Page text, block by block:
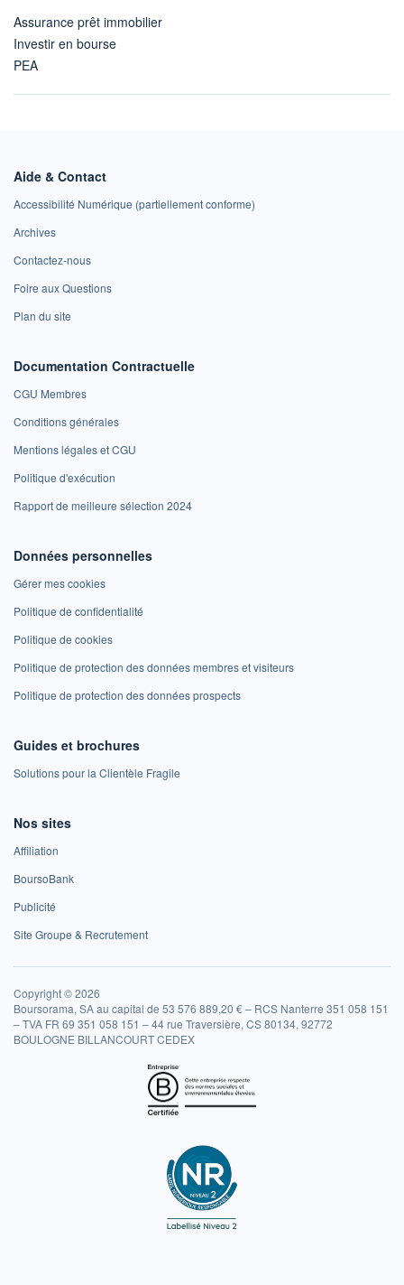
Assurance prêt immobilier
Investir en bourse
PEA
Aide & Contact
Accessibilité Numérique (partiellement conforme)
Archives
Contactez-nous
Foire aux Questions
Plan du site
Documentation Contractuelle
CGU Membres
Conditions générales
Mentions légales et CGU
Politique d'exécution
Rapport de meilleure sélection 2024
Données personnelles
Gérer mes cookies
Politique de confidentialité
Politique de cookies
Politique de protection des données membres et visiteurs
Politique de protection des données prospects
Guides et brochures
Solutions pour la Clientèle Fragile
Nos sites
Affiliation
BoursoBank
Publicité
Site Groupe & Recrutement
Copyright © 2026
Boursorama, SA au capital de 53 576 889,20 € – RCS Nanterre 351 058 151
– TVA FR 69 351 058 151 – 44 rue Traversière, CS 80134, 92772
BOULOGNE BILLANCOURT CEDEX